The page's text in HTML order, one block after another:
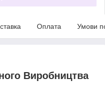
Оплата Умови
Виробництва